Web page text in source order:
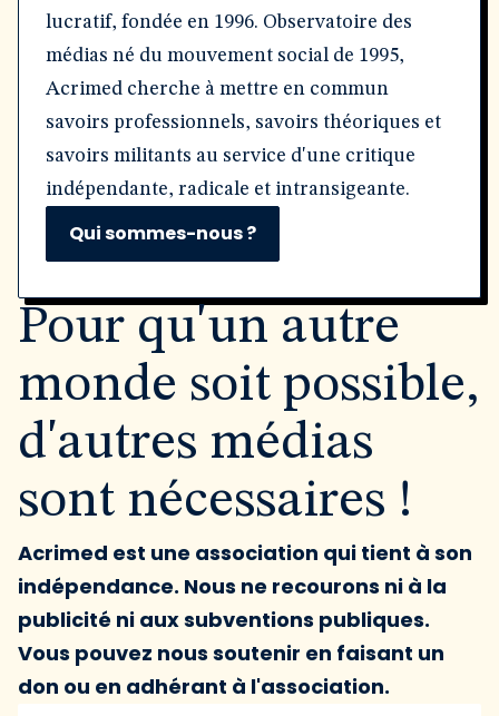
lucratif, fondée en 1996. Observatoire des
médias né du mouvement social de 1995,
Acrimed cherche à mettre en commun
savoirs professionnels, savoirs théoriques et
savoirs militants au service d'une critique
indépendante, radicale et intransigeante.
Qui sommes-nous ?
Pour qu'un autre
monde soit possible,
d'autres médias
sont nécessaires !
Acrimed est une association qui tient à son
indépendance. Nous ne recourons ni à la
publicité ni aux subventions publiques.
Vous pouvez nous soutenir en faisant un
don ou en adhérant à l'association.